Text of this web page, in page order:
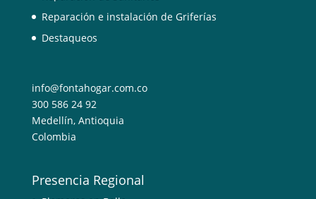
Reparación e instalación de Griferías
Destaqueos
info@fontahogar.com.co
300 586 24 92
Medellín, Antioquia
Colombia
Presencia Regional